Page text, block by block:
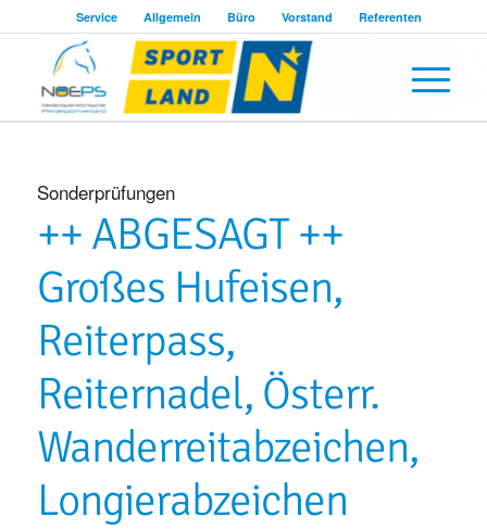
Service Allgemein Büro Vorstand Referenten
Sonderprüfungen
++ ABGESAGT ++
Großes Hufeisen,
Reiterpass,
Reiternadel, Österr.
Wanderreitabzeichen,
Longierabzeichen